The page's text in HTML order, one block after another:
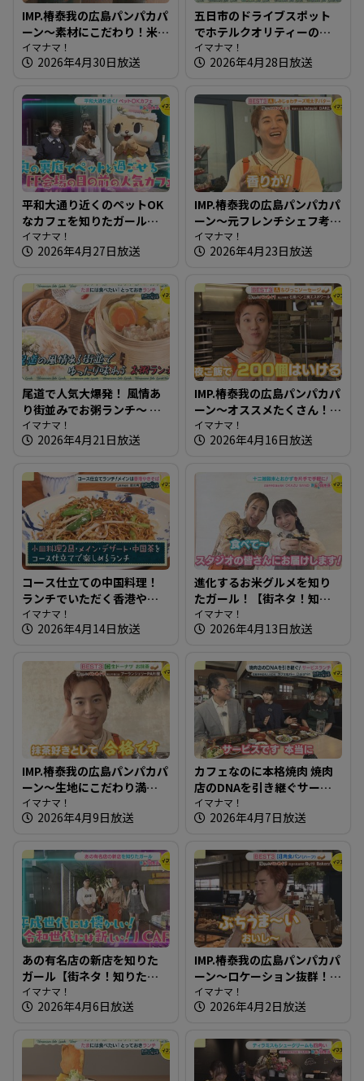
IMP.椿泰我の広島パンパカパ
ーン～素材にこだわり！米
粉パンを作る体にいいパン
屋さん
イマナマ！
2026年4月30日放送
五日市のドライブスポット
でホテルクオリティーのハ
ンバーグ～いろはビレッジ
【たまにはそとランチ】
イマナマ！
2026年4月28日放送
平和大通り近くのペットOK
なカフェを知りたガール
【街ネタ！知りたガール】
イマナマ！
2026年4月27日放送
IMP.椿泰我の広島パンパカパ
ーン～元フレンチシェフ考
案！薔薇酵母使用のパン屋
さん
イマナマ！
2026年4月23日放送
尾道で人気大爆発！ 風情あ
り街並みでお粥ランチ～ 小
料理屋 実【たまにはそとラ
ンチ】
イマナマ！
2026年4月21日放送
IMP.椿泰我の広島パンパカパ
ーン～オススメたくさん！
完売必至の映えるパン屋さ
ん
イマナマ！
2026年4月16日放送
コース仕立ての中国料理！
ランチでいただく香港やき
そば～犀の角【たまにはそ
とランチ】
イマナマ！
2026年4月14日放送
進化するお米グルメを知り
たガール！【街ネタ！知り
たガール】
イマナマ！
2026年4月13日放送
IMP.椿泰我の広島パンパカパ
ーン～生地にこだわり満
点！レストランでも使用の
パン
イマナマ！
2026年4月9日放送
カフェなのに本格焼肉 焼肉
店のDNAを引き継ぐサービ
スランチ～カフェ＆バー
Daishin【たまにはそとラン
イマナマ！
2026年4月7日放送
あの有名店の新店を知りた
ガール【街ネタ！知りたガ
ール】
イマナマ！
2026年4月6日放送
IMP.椿泰我の広島パンパカパ
ーン～ロケーション抜群！
観光客も集まる人気スポッ
トのパン屋さん
イマナマ！
2026年4月2日放送